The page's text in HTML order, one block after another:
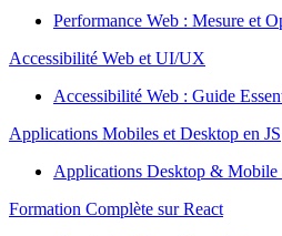
Performance Web : Mesure et
Accessibilité Web et UI/UX
Accessibilité Web : Guide
Applications Mobiles et Desktop en JS
Applications Desktop & Mobile
Formation Complète sur React